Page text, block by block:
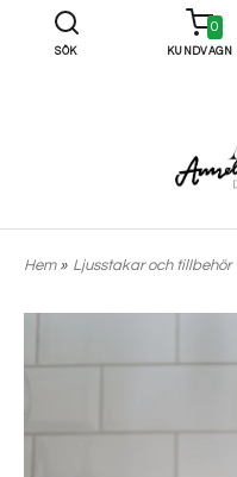
SÖK
0
KUNDVAGN
Hem» Ljusstakar och tillbehör